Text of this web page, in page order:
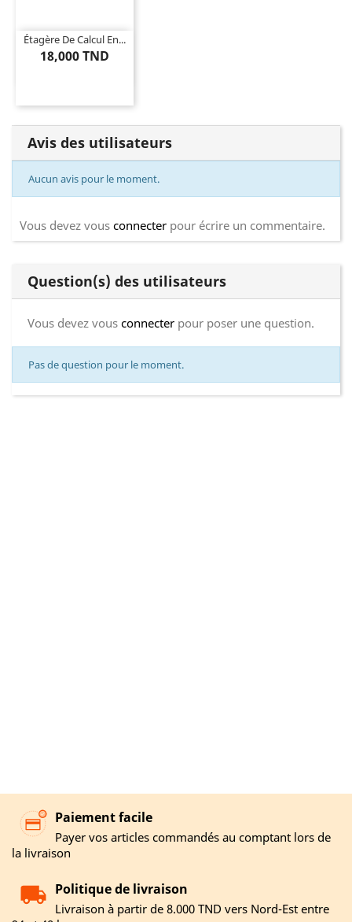
Étagère De Calcul En...
18,000 TND
Avis des utilisateurs
Aucun avis pour le moment.
Vous devez vous connecter pour écrire un commentaire.
Question(s) des utilisateurs
Vous devez vous connecter pour poser une question.
Pas de question pour le moment.
Paiement facile
Payer vos articles commandés au comptant lors de
la livraison
Politique de livraison
Livraison à partir de 8.000 TND vers Nord-Est entre